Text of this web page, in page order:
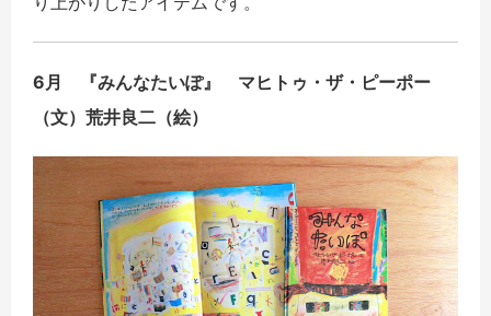
6月 『みんなたいぽ』 マヒトゥ・ザ・ピーポー
（文）荒井良二（絵）